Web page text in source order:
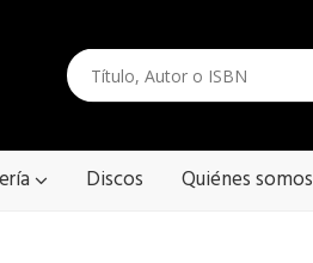
Discos Quiénes somos